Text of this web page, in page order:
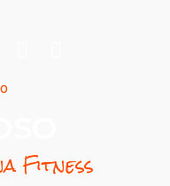
Fitness